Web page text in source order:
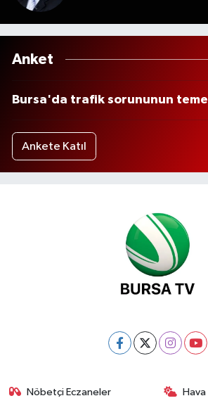
Anket
Bursa'da trafik sorununun
Ankete Katıl
Nöbetçi Eczaneler